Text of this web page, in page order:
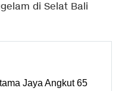
di Selat Bali
Jaya Angkut 65